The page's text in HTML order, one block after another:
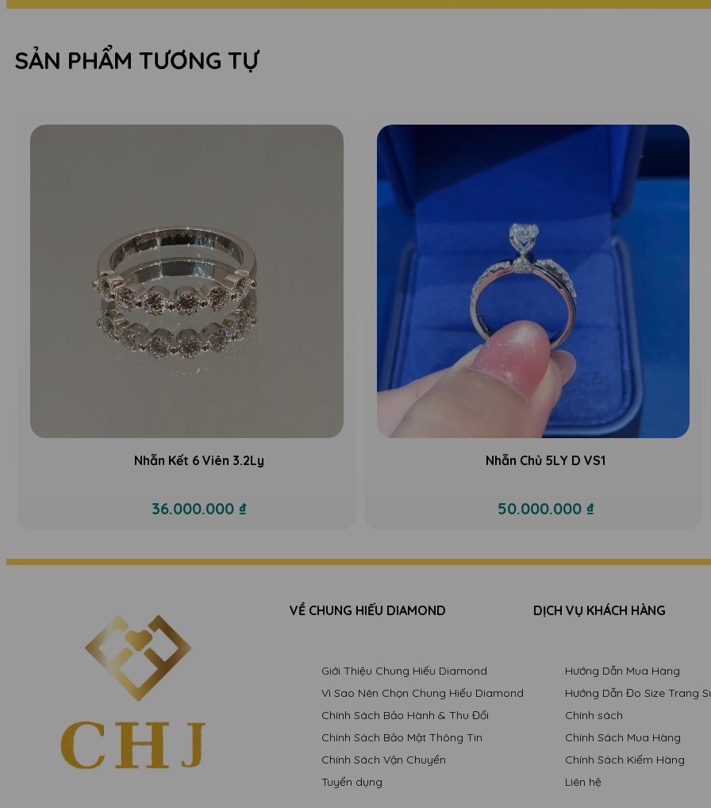
SẢN PHẨM TƯƠNG TỰ
Nhẫn Kết 6 Viên 3.2Ly
36.000.000 ₫
Nhẫn Chủ 5LY D VS1
50.000.000 ₫
VỀ CHUNG HIẾU DIAMOND
Giới Thiệu Chung Hiếu Diamond
Vì Sao Nên Chọn Chung Hiếu Diamond
Chính Sách Bảo Hành & Thu Đổi
Chính Sách Bảo Mật Thông Tin
Chính Sách Vận Chuyển
Tuyển dụng
DỊCH VỤ KHÁCH HÀNG
Hướng Dẫn Mua Hàng
Hướng Dẫn Đo Size Trang
Chính sách
Chính Sách Mua Hàng
Chính Sách Kiểm Hàng
Liên hệ